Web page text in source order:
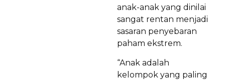
anak-anak yang dinilai
sangat rentan menjadi
sasaran penyebaran
paham ekstrem.
“Anak adalah
kelompok yang paling